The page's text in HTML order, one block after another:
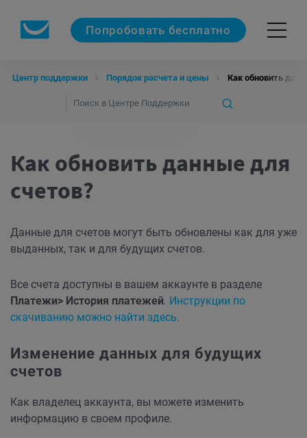
Попробовать бесплатно
Центр поддержки Порядок расчета и цены Как обновить
Как обновить данные для
счетов?
Данные для счетов могут быть обновлены как для уже
выданных, так и для будущих счетов.
Все счета доступны в вашем аккаунте в разделе
Платежи> История платежей. Инструкции по
скачиванию можно найти здесь.
Изменение данных для будущих
счетов
Как владелец аккаунта, вы можете изменить
информацию в своем профиле.